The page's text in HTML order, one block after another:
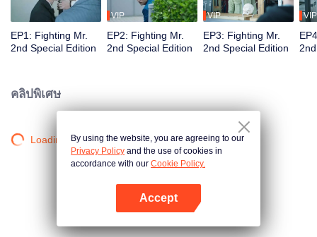
หลังจากนั้น ตอนนี้เกาซือเต๋อเป็นตัวแทนของบริษัทที่ไอทีที่กำลังจะถูกเทคโอเวอร์
EP1: Fighting Mr.
2nd Special Edition
VIP
EP2: Fighting Mr.
2nd Special Edition
VIP
EP3: Fighting Mr.
2nd Special Edition
VIP
คลิปพิเศษ
Loading…By using the website, you are agreeing to our
Privacy Policy and the use of cookies in
accordance with our Cookie Policy.
Accept